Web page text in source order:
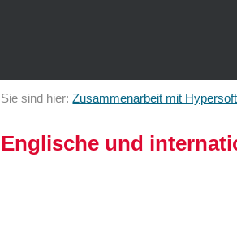
Sie sind hier: Zusammenarbeit mit Hypersoft
Englische und